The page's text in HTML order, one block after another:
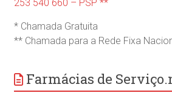
253 540 660 – PSP **
* Chamada Gratuita
** Chamada para a Rede Fixa
Farmácias de